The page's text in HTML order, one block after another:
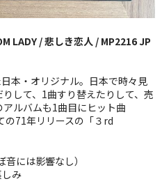
LADY / 悲しき恋人 / MP2216 JP
本・オリジナル。日本で時々見
して、1曲すり替えたりして、売
ルバムも1曲目にヒット曲
の71年リリースの「３rd
には影響なし）
み